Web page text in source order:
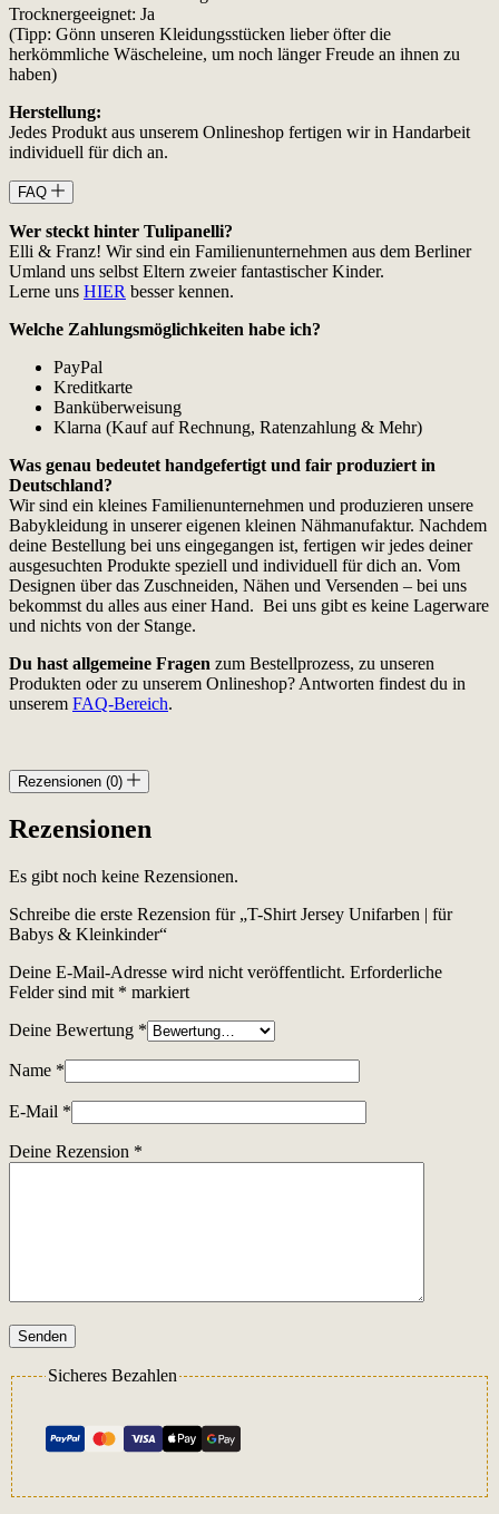
Trocknergeeignet: Ja
(Tipp: Gönn unseren Kleidungsstücken lieber öfter die
herkömmliche Wäscheleine, um noch länger Freude an ihnen zu
haben)
Herstellung:
Jedes Produkt aus unserem Onlineshop fertigen wir in Handarbeit
individuell für dich an.
FAQ
Wer steckt hinter Tulipanelli?
Elli & Franz! Wir sind ein Familienunternehmen aus dem Berliner
Umland uns selbst Eltern zweier fantastischer Kinder.
Lerne uns HIER besser kennen.
Welche Zahlungsmöglichkeiten habe ich?
PayPal
Kreditkarte
Banküberweisung
Klarna (Kauf auf Rechnung, Ratenzahlung & Mehr)
Was genau bedeutet handgefertigt und fair produziert in
Deutschland?
Wir sind ein kleines Familienunternehmen und produzieren unsere
Babykleidung in unserer eigenen kleinen Nähmanufaktur. Nachdem
deine Bestellung bei uns eingegangen ist, fertigen wir jedes deiner
ausgesuchten Produkte speziell und individuell für dich an. Vom
Designen über das Zuschneiden, Nähen und Versenden – bei uns
bekommst du alles aus einer Hand. Bei uns gibt es keine Lagerware
und nichts von der Stange.
Du hast allgemeine Fragen zum Bestellprozess, zu unseren
Produkten oder zu unserem Onlineshop? Antworten findest du in
unserem FAQ-Bereich.
Rezensionen (0)
Rezensionen
Es gibt noch keine Rezensionen.
Schreibe die erste Rezension für „T-Shirt Jersey Unifarben | für
Babys & Kleinkinder“
Deine E-Mail-Adresse wird nicht veröffentlicht. Erforderliche
Felder sind mit * markiert
Deine Bewertung *
Name *
E-Mail *
Deine Rezension *
Senden
Sicheres Bezahlen